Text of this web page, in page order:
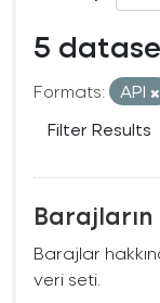
5
Formats: API
Filter Results
Barajlar
veri seti.